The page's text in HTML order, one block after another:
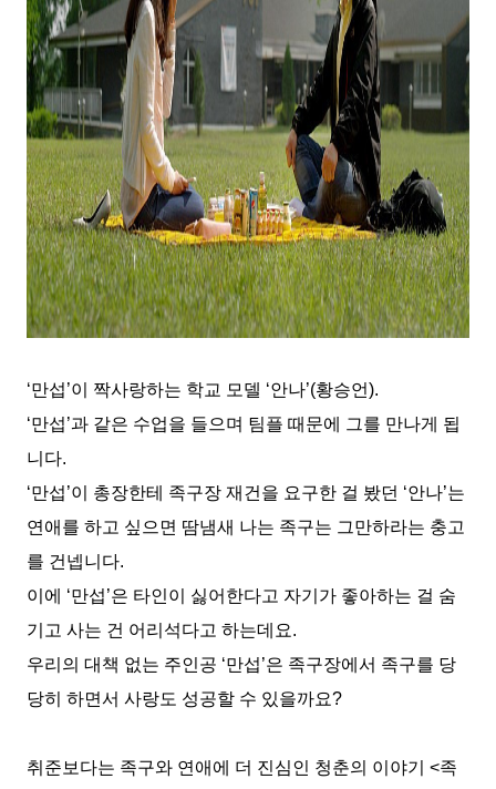
‘만섭’이 짝사랑하는 학교 모델 ‘안나’(황승언).
‘만섭’과 같은 수업을 들으며 팀플 때문에 그를 만나게 됩
니다.
‘만섭’이 총장한테 족구장 재건을 요구한 걸 봤던 ‘안나’는
연애를 하고 싶으면 땀냄새 나는 족구는 그만하라는 충고
를 건넵니다.
이에 ‘만섭’은 타인이 싫어한다고 자기가 좋아하는 걸 숨
기고 사는 건 어리석다고 하는데요.
우리의 대책 없는 주인공 ‘만섭’은 족구장에서 족구를 당
당히 하면서 사랑도 성공할 수 있을까요?
취준보다는 족구와 연애에 더 진심인 청춘의 이야기 <족